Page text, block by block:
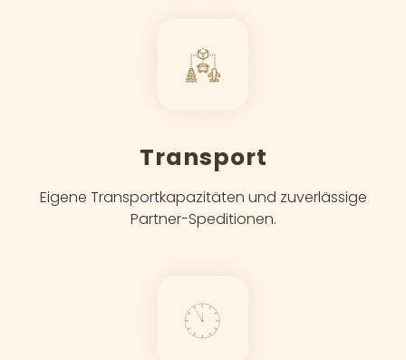
Transport
Eigene Transportkapazitäten und zuverlässige
Partner-Speditionen.